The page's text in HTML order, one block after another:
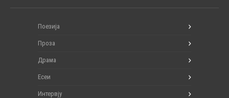
Поезија
Проза
Драма
Есеи
Интервју